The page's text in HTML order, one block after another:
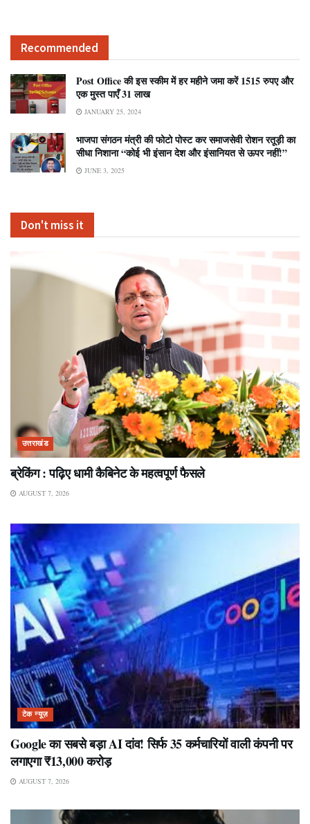
Recommended
Post Office की इस स्कीम में हर महीने जमा करें 1515 रुपए और
एक मुस्त पाएँ 31 लाख
JANUARY 25, 2024
भाजपा संगठन मंत्री की फोटो पोस्ट कर समाजसेवी रोशन रतूड़ी का
सीधा निशाना “कोई भी इंसान देश और इंसानियत से ऊपर नहीं!”
JUNE 3, 2025
Don't miss it
उत्तराखंड
ब्रेकिंग : पढ़िए धामी कैबिनेट के महत्वपूर्ण फैसले
AUGUST 7, 2026
टेक न्यूज़
Google का सबसे बड़ा AI दांव! सिर्फ 35 कर्मचारियों वाली कंपनी पर
लगाएगा ₹13,000 करोड़
AUGUST 7, 2026